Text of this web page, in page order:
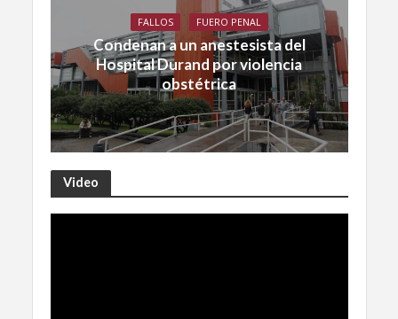
FALLOS FUERO PENAL
Condenan a un anestesista del
Hospital Durand por violencia
obstétrica
Video